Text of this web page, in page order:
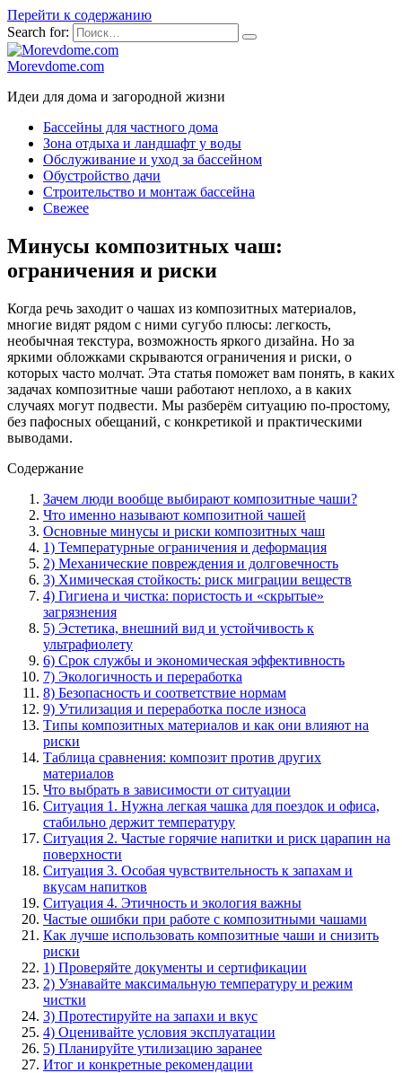
Перейти к содержанию
Search for:
Morevdome.com
Идеи для дома и загородной жизни
Бассейны для частного дома
Зона отдыха и ландшафт у воды
Обслуживание и уход за бассейном
Обустройство дачи
Строительство и монтаж бассейна
Свежее
Минусы композитных чаш:
ограничения и риски
Когда речь заходит о чашах из композитных материалов,
многие видят рядом с ними сугубо плюсы: легкость,
необычная текстура, возможность яркого дизайна. Но за
яркими обложками скрываются ограничения и риски, о
которых часто молчат. Эта статья поможет вам понять, в каких
задачах композитные чаши работают неплохо, а в каких
случаях могут подвести. Мы разберём ситуацию по-простому,
без пафосных обещаний, с конкретикой и практическими
выводами.
Содержание
Зачем люди вообще выбирают композитные чаши?
Что именно называют композитной чашей
Основные минусы и риски композитных чаш
1) Температурные ограничения и деформация
2) Механические повреждения и долговечность
3) Химическая стойкость: риск миграции веществ
4) Гигиена и чистка: пористость и «скрытые»
загрязнения
5) Эстетика, внешний вид и устойчивость к
ультрафиолету
6) Срок службы и экономическая эффективность
7) Экологичность и переработка
8) Безопасность и соответствие нормам
9) Утилизация и переработка после износа
Типы композитных материалов и как они влияют на
риски
Таблица сравнения: композит против других
материалов
Что выбрать в зависимости от ситуации
Ситуация 1. Нужна легкая чашка для поездок и офиса,
стабильно держит температуру
Ситуация 2. Частые горячие напитки и риск царапин на
поверхности
Ситуация 3. Особая чувствительность к запахам и
вкусам напитков
Ситуация 4. Этичность и экология важны
Частые ошибки при работе с композитными чашами
Как лучше использовать композитные чаши и снизить
риски
1) Проверяйте документы и сертификации
2) Узнавайте максимальную температуру и режим
чистки
3) Протестируйте на запахи и вкус
4) Оценивайте условия эксплуатации
5) Планируйте утилизацию заранее
Итог и конкретные рекомендации